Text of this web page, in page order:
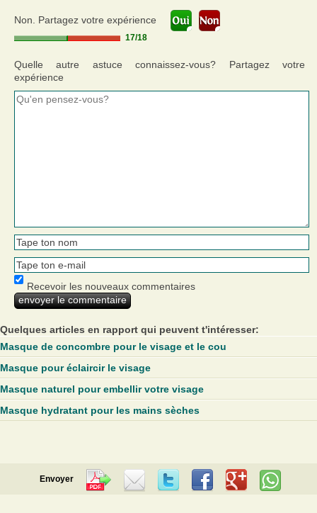
Non. Partagez votre expérience
17/18
Quelle autre astuce connaissez-vous? Partagez votre
expérience
Recevoir les nouveaux commentaires
Quelques articles en rapport qui peuvent t'intéresser:
Masque de concombre pour le visage et le cou
Masque pour éclaircir le visage
Masque naturel pour embellir votre visage
Masque hydratant pour les mains sèches
Envoyer